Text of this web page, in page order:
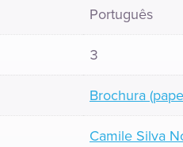
Português
3
Brochura
Camile Silva